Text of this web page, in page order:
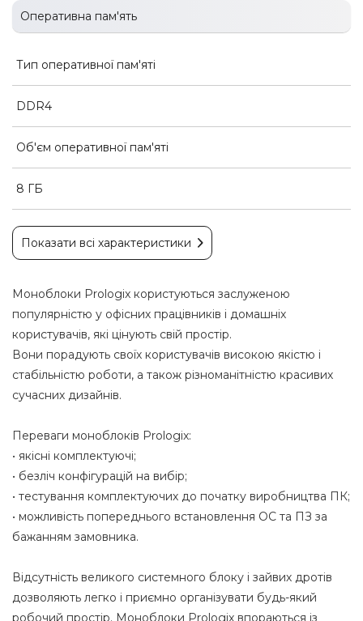
Оперативна пам'ять
Тип оперативної пам'яті
DDR4
Об'єм оперативної пам'яті
8 ГБ
Показати всі характеристики
Моноблоки Prologix користуються заслуженою
популярністю у офісних працівників і домашніх
користувачів, які цінують свій простір.
Вони порадують своїх користувачів високою якістю і
стабільністю роботи, а також різноманітністю красивих
сучасних дизайнів.
Переваги моноблоків Prologix:
• якісні комплектуючі;
• безліч конфігурацій на вибір;
• тестування комплектуючих до початку виробництва ПК;
• можливість попереднього встановлення ОС та ПЗ за
бажанням замовника.
Відсутність великого системного блоку і зайвих дротів
дозволяють легко і приємно організувати будь-який
робочий простір. Моноблоки Prologix впораються із